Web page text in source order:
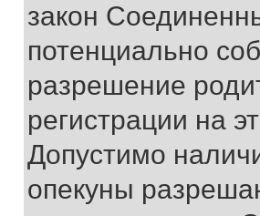
закон
потенциально
разрешение
регистрации на
Допустимо
опекуны